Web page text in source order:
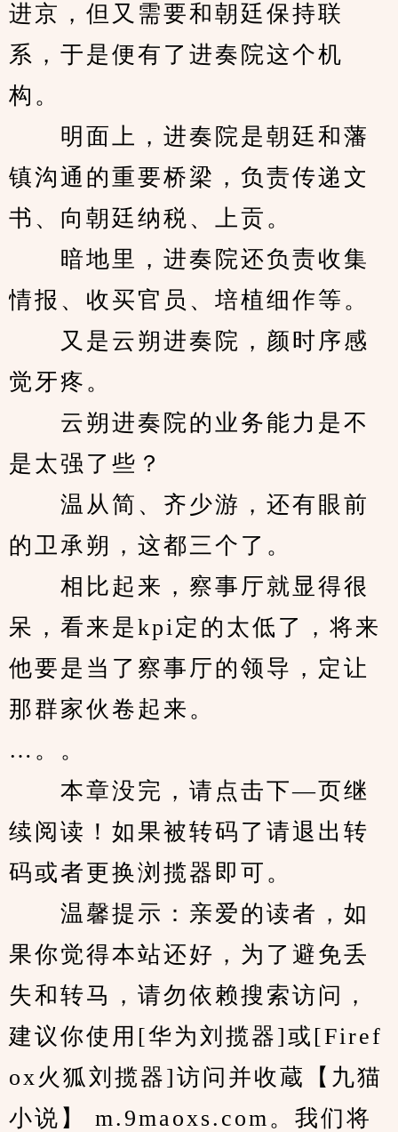
进京，但又需要和朝廷保持联
系，于是便有了进奏院这个机
构。
明面上，进奏院是朝廷和藩
镇沟通的重要桥梁，负责传递文
书、向朝廷纳税、上贡。
暗地里，进奏院还负责收集
情报、收买官员、培植细作等。
又是云朔进奏院，颜时序感
觉牙疼。
云朔进奏院的业务能力是不
是太强了些？
温从简、齐少游，还有眼前
的卫承朔，这都三个了。
相比起来，察事厅就显得很
呆，看来是kpi定的太低了，将来
他要是当了察事厅的领导，定让
那群家伙卷起来。
…。。
本章没完，请点击下—页继
续阅读！如果被转码了请退出转
码或者更换浏揽器即可。
温馨提示：亲爱的读者，如
果你觉得本站还好，为了避免丢
失和转马，请勿依赖搜索访问，
建议你使用[华为刘揽器]或[Firef
ox火狐刘揽器]访问并收蔵【九猫
小说】 m.9maoxs.com。我们将